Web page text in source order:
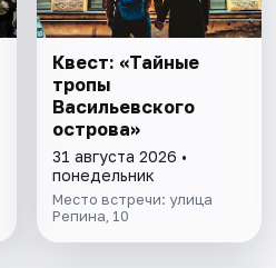
Квест: «Тайные
тропы
Васильевского
острова»
31 августа 2026 •
понедельник
Место встречи: улица
Репина, 10